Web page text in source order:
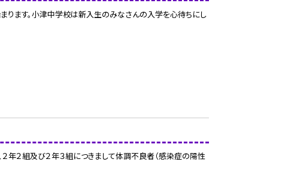
ります。小津中学校は新入生のみなさんの入学を心待ちにし
年２組及び２年３組につきまして体調不良者（感染症の陽性